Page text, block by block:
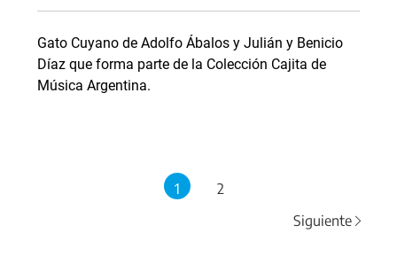
Gato Cuyano de Adolfo Ábalos y Julián y Benicio
Díaz que forma parte de la Colección Cajita de
Música Argentina.
1
2
Siguiente